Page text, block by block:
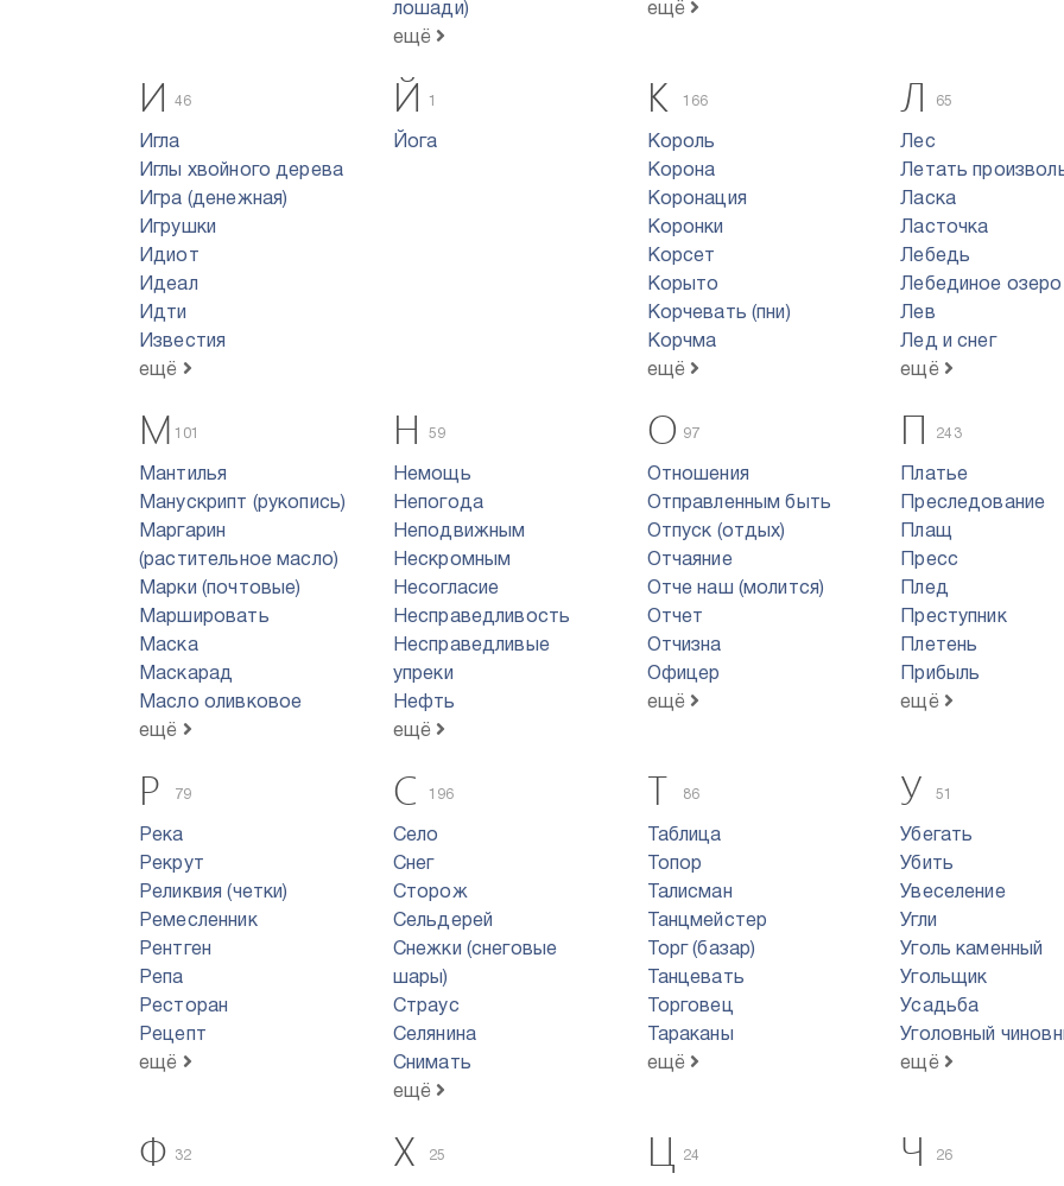
лошади)
ещё
ещё
И 46
Игла
Иглы хвойного дерева
Игра (денежная)
Игрушки
Идиот
Идеал
Идти
Известия
ещё
Й 1
Йога
К 166
Король
Корона
Коронация
Коронки
Корсет
Корыто
Корчевать (пни)
Корчма
ещё
Л 65
Лес
Летать
Ласка
Ласточка
Лебедь
Лебединое озеро
Лев
Лед и снег
ещё
М 101
Мантилья
Манускрипт (рукопись)
Маргарин
(растительное масло)
Марки (почтовые)
Маршировать
Маска
Маскарад
Масло оливковое
ещё
Н 59
Немощь
Непогода
Неподвижным
Нескромным
Несогласие
Несправедливость
Несправедливые
упреки
Нефть
ещё
О 97
Отношения
Отправленным быть
Отпуск (отдых)
Отчаяние
Отче наш (молится)
Отчет
Отчизна
Офицер
ещё
П 243
Платье
Преследование
Плащ
Пресс
Плед
Преступник
Плетень
Прибыль
ещё
Р 79
Река
Рекрут
Реликвия (четки)
Ремесленник
Рентген
Репа
Ресторан
Рецепт
ещё
С 196
Село
Снег
Сторож
Сельдерей
Снежки (снеговые
шары)
Страус
Селянина
Снимать
ещё
Т 86
Таблица
Топор
Талисман
Танцмейстер
Торг (базар)
Танцевать
Торговец
Тараканы
ещё
У 51
Убегать
Убить
Увеселение
Угли
Уголь каменный
Угольщик
Усадьба
Уголовный
ещё
Ф 32 Х 25 Ц 24 Ч 26